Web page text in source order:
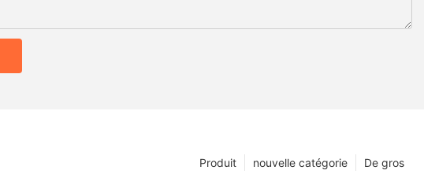
De gros
nouvelle catégorie
Produit